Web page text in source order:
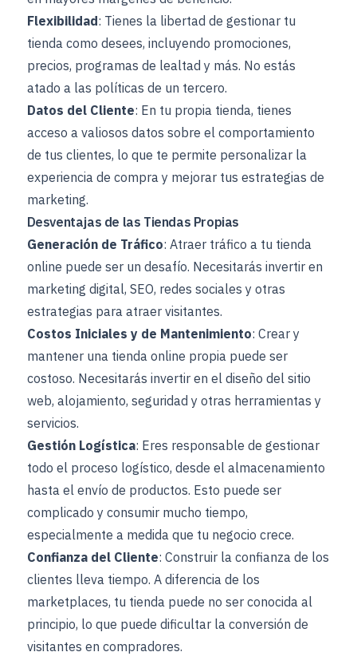
Flexibilidad: Tienes la libertad de gestionar tu
tienda como desees, incluyendo promociones,
precios, programas de lealtad y más. No estás
atado a las políticas de un tercero.
Datos del Cliente: En tu propia tienda, tienes
acceso a valiosos datos sobre el comportamiento
de tus clientes, lo que te permite personalizar la
experiencia de compra y mejorar tus estrategias de
marketing.
Desventajas de las Tiendas Propias
Generación de Tráfico: Atraer tráfico a tu tienda
online puede ser un desafío. Necesitarás invertir en
marketing digital, SEO, redes sociales y otras
estrategias para atraer visitantes.
Costos Iniciales y de Mantenimiento: Crear y
mantener una tienda online propia puede ser
costoso. Necesitarás invertir en el diseño del sitio
web, alojamiento, seguridad y otras herramientas y
servicios.
Gestión Logística: Eres responsable de gestionar
todo el proceso logístico, desde el almacenamiento
hasta el envío de productos. Esto puede ser
complicado y consumir mucho tiempo,
especialmente a medida que tu negocio crece.
Confianza del Cliente: Construir la confianza de los
clientes lleva tiempo. A diferencia de los
marketplaces, tu tienda puede no ser conocida al
principio, lo que puede dificultar la conversión de
visitantes en compradores.